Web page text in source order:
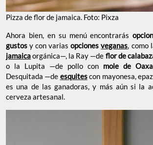
Pizza de flor de jamaica. Foto: Pixza
Ahora bien, en su menú encontrarás
gustosy con variasopcionesveganas, como
jamaicaorgánica—, la Ray —de flor de
o la Lupita —de pollo con mole de
Desquitada —de esquitescon mayonesa,
es una de las ganadoras, y más aún si la
cerveza artesanal.